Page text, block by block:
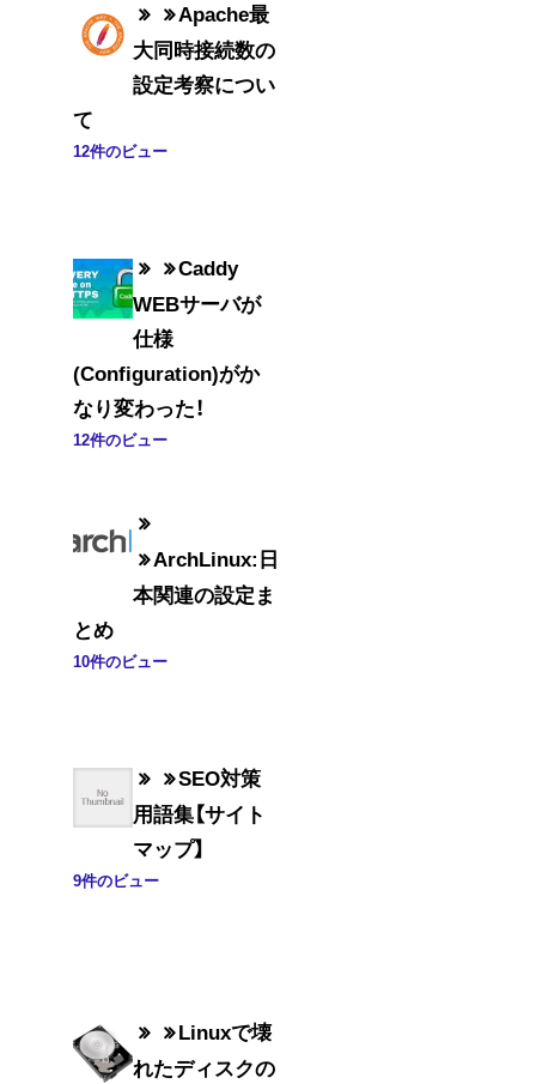
Apache最
大同時接続数の
設定考察につい
て
12件のビュー
Caddy
WEBサーバが
仕様
(Configuration)がか
なり変わった！
12件のビュー
ArchLinux:日
本関連の設定ま
とめ
10件のビュー
SEO対策
用語集【サイト
マップ】
9件のビュー
Linuxで壊
れたディスクの